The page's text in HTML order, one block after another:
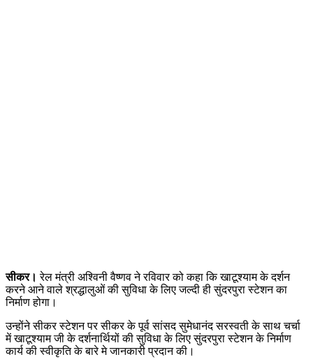
सीकर। रेल मंत्री अश्विनी वैष्णव ने रविवार को कहा कि खाटूश्याम के दर्शन
करने आने वाले श्रद्धालुओं की सुविधा के लिए जल्दी ही सुंदरपुरा स्टेशन का
निर्माण होगा।
उन्होंने सीकर स्टेशन पर सीकर के पूर्व सांसद सुमेधानंद सरस्वती के साथ चर्चा
में खाटूश्याम जी के दर्शनार्थियों की सुविधा के लिए सुंदरपुरा स्टेशन के निर्माण
कार्य की स्वीकृति के बारे मे जानकारी प्रदान की।